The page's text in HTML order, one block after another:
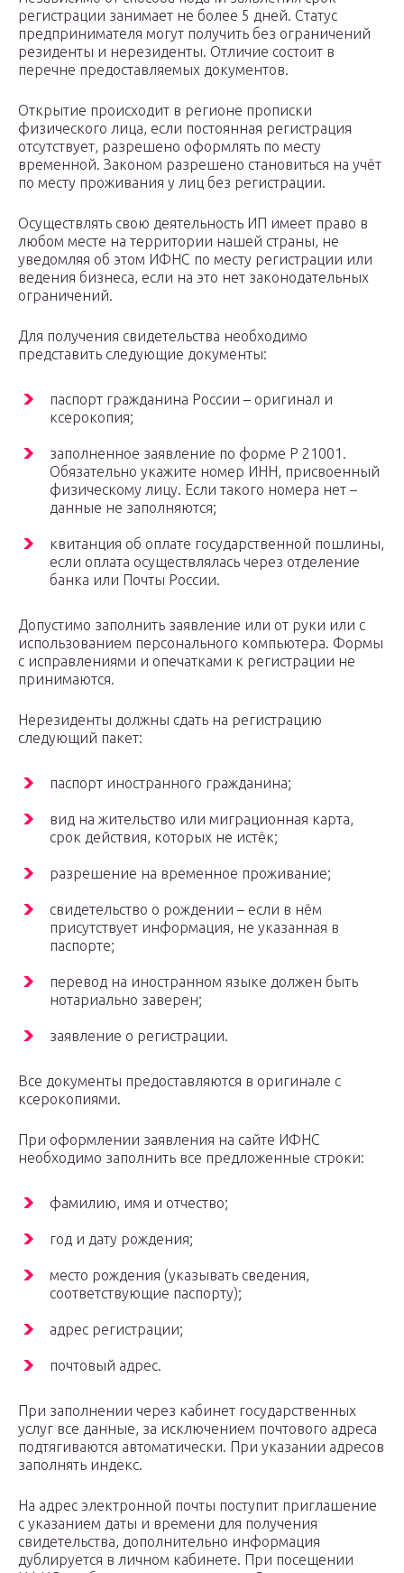
регистрации занимает не более 5 дней. Статус
предпринимателя могут получить без ограничений
резиденты и нерезиденты. Отличие состоит в
перечне предоставляемых документов.
Открытие происходит в регионе прописки
физического лица, если постоянная регистрация
отсутствует, разрешено оформлять по месту
временной. Законом разрешено становиться на учёт
по месту проживания у лиц без регистрации.
Осуществлять свою деятельность ИП имеет право в
любом месте на территории нашей страны, не
уведомляя об этом ИФНС по месту регистрации или
ведения бизнеса, если на это нет законодательных
ограничений.
Для получения свидетельства необходимо
представить следующие документы:
паспорт гражданина России – оригинал и
ксерокопия;
заполненное заявление по форме Р 21001.
Обязательно укажите номер ИНН, присвоенный
физическому лицу. Если такого номера нет –
данные не заполняются;
квитанция об оплате государственной пошлины,
если оплата осуществлялась через отделение
банка или Почты России.
Допустимо заполнить заявление или от руки или с
использованием персонального компьютера. Формы
с исправлениями и опечатками к регистрации не
принимаются.
Нерезиденты должны сдать на регистрацию
следующий пакет:
паспорт иностранного гражданина;
вид на жительство или миграционная карта,
срок действия, которых не истёк;
разрешение на временное проживание;
свидетельство о рождении – если в нём
присутствует информация, не указанная в
паспорте;
перевод на иностранном языке должен быть
нотариально заверен;
заявление о регистрации.
Все документы предоставляются в оригинале с
ксерокопиями.
При оформлении заявления на сайте ИФНС
необходимо заполнить все предложенные строки:
фамилию, имя и отчество;
год и дату рождения;
место рождения (указывать сведения,
соответствующие паспорту);
адрес регистрации;
почтовый адрес.
При заполнении через кабинет государственных
услуг все данные, за исключением почтового адреса
подтягиваются автоматически. При указании адресов
заполнять индекс.
На адрес электронной почты поступит приглашение
с указанием даты и времени для получения
свидетельства, дополнительно информация
дублируется в личном кабинете. При посещении